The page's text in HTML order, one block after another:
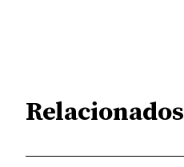
Relacionados